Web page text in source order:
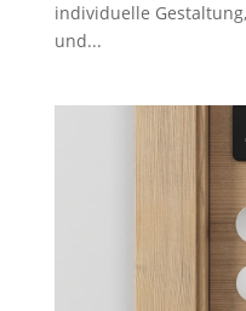
individuelle
und...